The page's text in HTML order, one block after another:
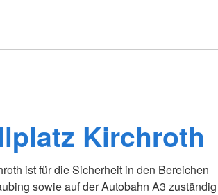
Kirchroth
ist für die Sicherheit in den Bereichen
sowie auf der Autobahn A3 zuständig